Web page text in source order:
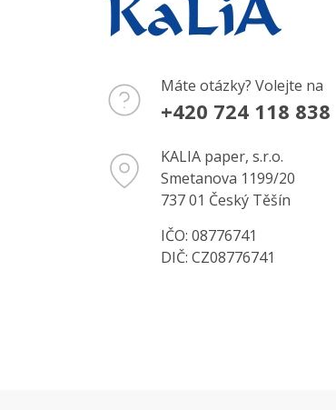
Máte otázky? Volejte na
+420 724 118 838
KALIA paper, s.r.o.
Smetanova 1199/20
737 01 Český Těšín
IČO: 08776741
DIČ: CZ08776741